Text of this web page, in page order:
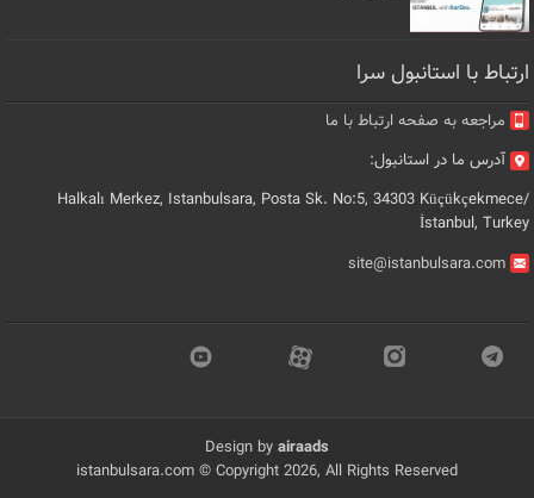
ارتباط با استانبول سرا
مراجعه به صفحه ارتباط با ما
آدرس ما در استانبول:
Halkalı Merkez, Istanbulsara, Posta Sk. No:5, 34303 Küçükçekmece/
İstanbul, Turkey
site@istanbulsara.com
Design byairaads
istanbulsara.com © Copyright 2026, All Rights Reserved